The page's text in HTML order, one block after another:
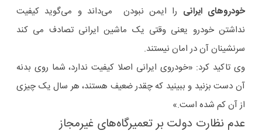
خودروهای ایرانی را ایمن نبودن می‌داند و می‌گوید کیفیت
نداشتن خودرو یعنی وقتی یک ماشین ایرانی تصادف می کند
سرنشینان آن در امان نیستند.
وی تاکید کرد: «خودروی ایرانی اصلا کیفیت ندارد، شما روی بدنه
آن دست بزنید و ببینید که چقدر ضعیف هستند، هر سال یک چیزی
از آن کم شده است.»
عدم نظارت دولت بر تعمیرگاه‌های غیرمجاز